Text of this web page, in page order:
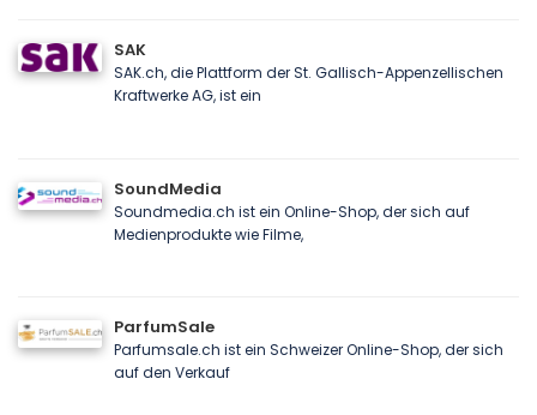
SAK
SAK.ch, die Plattform der St. Gallisch-Appenzellischen
Kraftwerke AG, ist ein
SoundMedia
Soundmedia.ch ist ein Online-Shop, der sich auf
Medienprodukte wie Filme,
ParfumSale
Parfumsale.ch ist ein Schweizer Online-Shop, der sich
auf den Verkauf